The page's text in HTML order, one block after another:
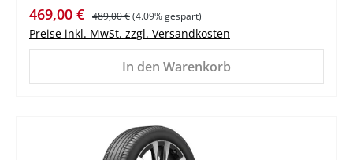
Verkaufspreis:
469,00 € Regulärer Preis:
489,00 €(4.09% gespart)
Preise inkl. MwSt. zzgl. Versandkosten
In den Warenkorb